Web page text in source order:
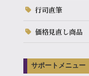
行司直筆
価格見直し商品
サポートメニュー